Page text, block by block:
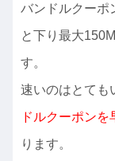
バンドルクーポ
と下り最大
す。
速いのはとても
ドルクーポンを
ります。